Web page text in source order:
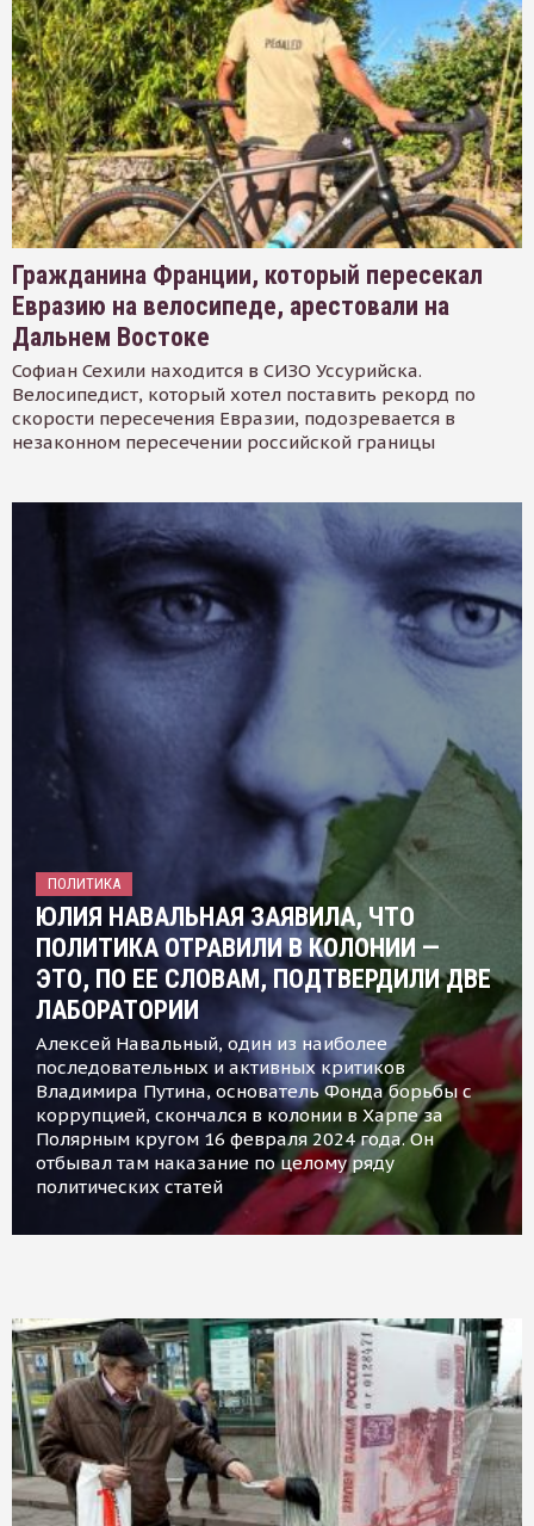
Гражданина Франции, который пересекал
Евразию на велосипеде, арестовали на
Дальнем Востоке
Софиан Сехили находится в СИЗО Уссурийска.
Велосипедист, который хотел поставить рекорд по
скорости пересечения Евразии, подозревается в
незаконном пересечении российской границы
ПОЛИТИКА
ЮЛИЯ НАВАЛЬНАЯ ЗАЯВИЛА, ЧТО
ПОЛИТИКА ОТРАВИЛИ В КОЛОНИИ —
ЭТО, ПО ЕЕ СЛОВАМ, ПОДТВЕРДИЛИ ДВЕ
ЛАБОРАТОРИИ
Алексей Навальный, один из наиболее
последовательных и активных критиков
Владимира Путина, основатель Фонда борьбы с
коррупцией, скончался в колонии в Харпе за
Полярным кругом 16 февраля 2024 года. Он
отбывал там наказание по целому ряду
политических статей